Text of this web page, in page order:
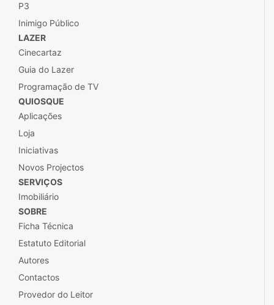
P3
Inimigo Público
LAZER
Cinecartaz
Guia do Lazer
Programação de TV
QUIOSQUE
Aplicações
Loja
Iniciativas
Novos Projectos
SERVIÇOS
Imobiliário
SOBRE
Ficha Técnica
Estatuto Editorial
Autores
Contactos
Provedor do Leitor